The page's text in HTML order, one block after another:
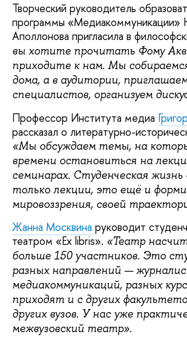
Творческий руководитель
программы «Медиакоммуникации»
Аполлонова пригласила в
вы хотите прочитать Фому
приходите к нам. Мы
дома, а в аудитории,
специалистов, организуем
Профессор Института медиа
рассказал о литературно-
«Мы обсуждаем темы, на
времени остановиться на
семинарах. Студенческая
только лекции, это ещё и
мировоззрения, своей
Жанна Москвина руководит
театром «Ex libris». «Театр
больше 150 участников. Это
разных направлений —
медиакоммуникаций, разных
приходят и с других
других вузов. У нас уже
межвузовский театр».